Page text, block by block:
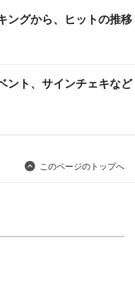
ングから、ヒットの推移
ント、サインチェキなど
このページのトップへ